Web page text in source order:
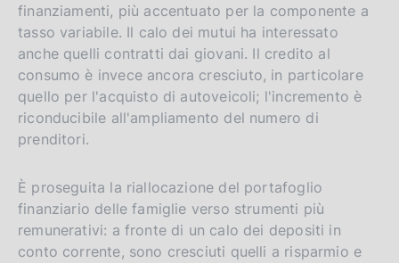
finanziamenti, più accentuato per la componente a
tasso variabile. Il calo dei mutui ha interessato
anche quelli contratti dai giovani. Il credito al
consumo è invece ancora cresciuto, in particolare
quello per l'acquisto di autoveicoli; l'incremento è
riconducibile all'ampliamento del numero di
prenditori.
È proseguita la riallocazione del portafoglio
finanziario delle famiglie verso strumenti più
remunerativi: a fronte di un calo dei depositi in
conto corrente, sono cresciuti quelli a risparmio e